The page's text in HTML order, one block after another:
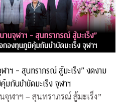
าฯ – สุนทราภรณ์ สู้มะเร็ง” งดงาม
มกันบำบัดมะเร็ง จุฬาฯ
จุฬาฯ – สุนทราภรณ์ สู้มะเร็ง”